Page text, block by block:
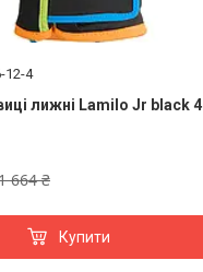
12-4
лижні Lamilo Jr black 4
664 ₴
Купити